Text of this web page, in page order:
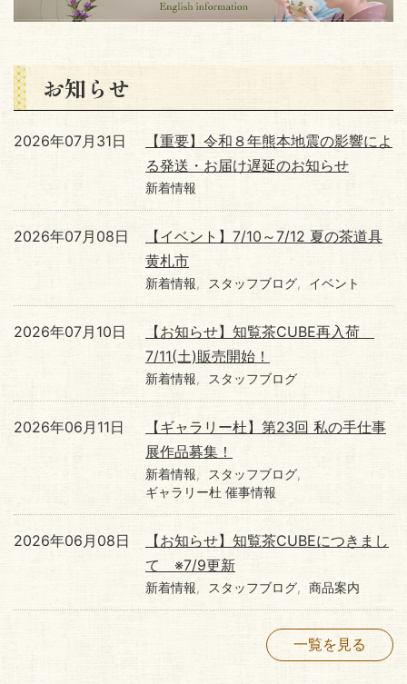
お知らせ
【重要】令和８年熊本地震の影響によ
る発送・お届け遅延のお知らせ
2026年07月31日
新着情報
【イベント】7/10～7/12 夏の茶道具
黄札市
2026年07月08日
新着情報 スタッフブログ イベント
【お知らせ】知覧茶CUBE再入荷
7/11(土)販売開始！
2026年07月10日
新着情報 スタッフブログ
【ギャラリー杜】第23回 私の手仕事
展作品募集！
2026年06月11日
新着情報
スタッフブログ
ギャラリー杜 催事情報
【お知らせ】知覧茶CUBEにつきまし
て ※7/9更新
2026年06月08日
新着情報 スタッフブログ 商品案内
一覧を見る